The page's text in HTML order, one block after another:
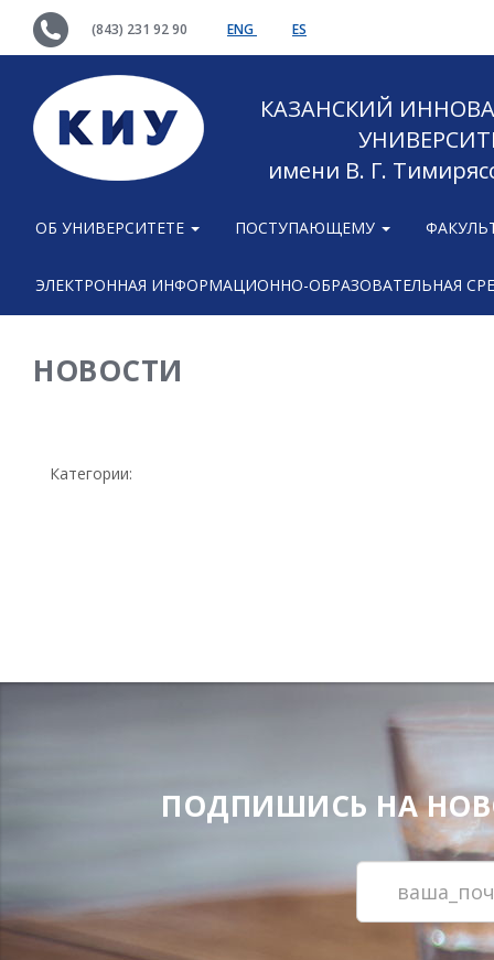
(843) 231 92 90 ENG ES
КАЗАНСКИЙ
имени В. Г.
ОБ УНИВЕРСИТЕТЕ ПОСТУПАЮЩЕМУ
ЭЛЕКТРОННАЯ ИНФОРМАЦИОННО-ОБРАЗОВАТЕЛЬНАЯ
НОВОСТИ
Категории:
ПОДПИШИСЬ НА